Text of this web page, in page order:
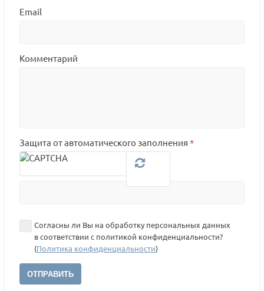
Email
Комментарий
Защита от автоматического заполнения *
Согласны ли Вы на обработку персональных данных
в соответствии с политикой конфиденциальности?
(Политика конфиденциальности)
ОТПРАВИТЬ